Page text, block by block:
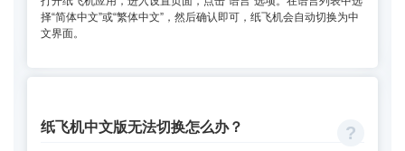
择“简体中文”或“繁体中文”，然后确认即可，纸飞机会自动切换为中
文界面。
纸飞机中文版无法切换怎么办？